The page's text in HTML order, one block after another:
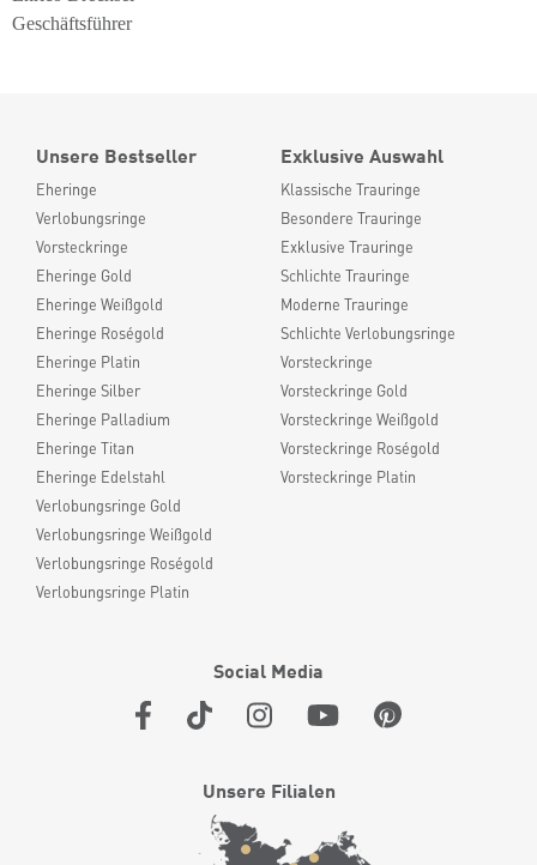
Geschäftsführer
Unsere Bestseller
Eheringe
Verlobungsringe
Vorsteckringe
Eheringe Gold
Eheringe Weißgold
Eheringe Roségold
Eheringe Platin
Eheringe Silber
Eheringe Palladium
Eheringe Titan
Eheringe Edelstahl
Verlobungsringe Gold
Verlobungsringe Weißgold
Verlobungsringe Roségold
Verlobungsringe Platin
Exklusive Auswahl
Klassische Trauringe
Besondere Trauringe
Exklusive Trauringe
Schlichte Trauringe
Moderne Trauringe
Schlichte Verlobungsringe
Vorsteckringe
Vorsteckringe Gold
Vorsteckringe Weißgold
Vorsteckringe Roségold
Vorsteckringe Platin
Social Media
Unsere Filialen